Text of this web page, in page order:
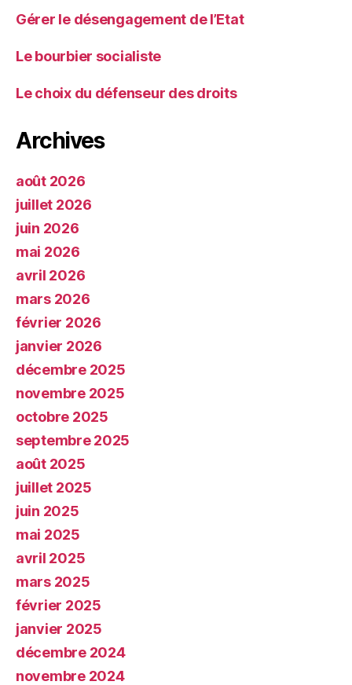
Gérer le désengagement de l’Etat
Le bourbier socialiste
Le choix du défenseur des droits
Archives
août 2026
juillet 2026
juin 2026
mai 2026
avril 2026
mars 2026
février 2026
janvier 2026
décembre 2025
novembre 2025
octobre 2025
septembre 2025
août 2025
juillet 2025
juin 2025
mai 2025
avril 2025
mars 2025
février 2025
janvier 2025
décembre 2024
novembre 2024